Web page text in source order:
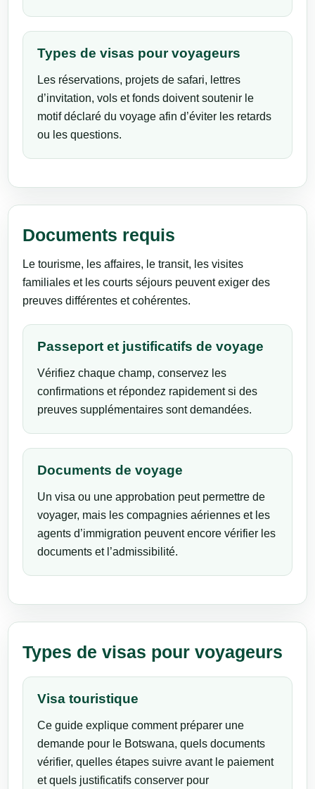
Types de visas pour voyageurs
Les réservations, projets de safari, lettres
d’invitation, vols et fonds doivent soutenir le
motif déclaré du voyage afin d’éviter les retards
ou les questions.
Documents requis
Le tourisme, les affaires, le transit, les visites
familiales et les courts séjours peuvent exiger des
preuves différentes et cohérentes.
Passeport et justificatifs de voyage
Vérifiez chaque champ, conservez les
confirmations et répondez rapidement si des
preuves supplémentaires sont demandées.
Documents de voyage
Un visa ou une approbation peut permettre de
voyager, mais les compagnies aériennes et les
agents d’immigration peuvent encore vérifier les
documents et l’admissibilité.
Types de visas pour voyageurs
Visa touristique
Ce guide explique comment préparer une
demande pour le Botswana, quels documents
vérifier, quelles étapes suivre avant le paiement
et quels justificatifs conserver pour